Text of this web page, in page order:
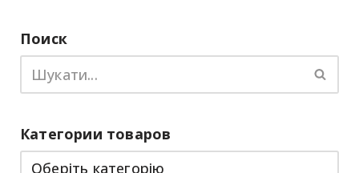
Поиск
Категории товаров